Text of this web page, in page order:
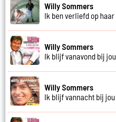
Willy Sommers
Ik ben verliefd op haar
Willy Sommers
Ik blijf vanavond bij jou
Willy Sommers
Ik blijf vannacht bij jou